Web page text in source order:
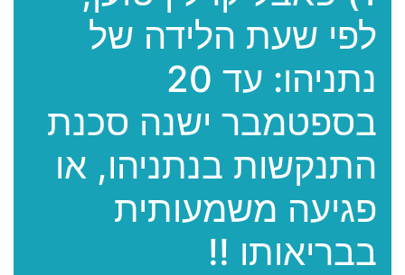
לפי שעת הלידה של
נתניהו: עד 20
בספטמבר ישנה סכנת
התנקשות בנתניהו, או
פגיעה משמעותית
בבריאותו !!